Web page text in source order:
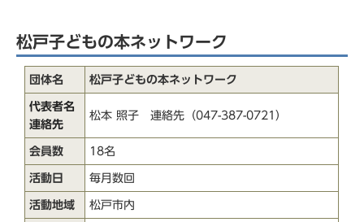
松戸子どもの本ネットワーク
団体名 松戸子どもの本ネットワーク
代表者名
連絡先
松本 照子 連絡先（047-387-0721）
会員数 18名
活動日 毎月数回
活動地域 松戸市内